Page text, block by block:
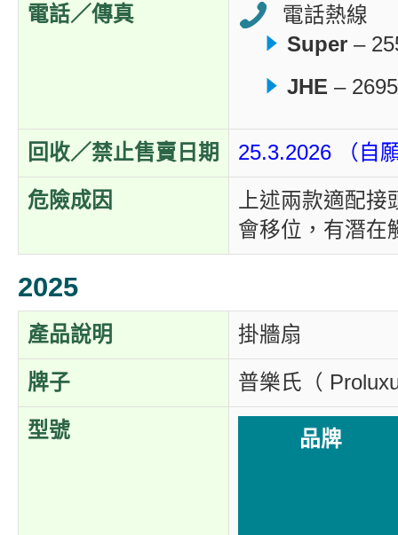
電話／傳真
電話熱線
Super –
JHE –
回收／禁止售賣日期 25.3.2026 （自
危險成因
上述兩款適配
會移位，有潛在
2025
產品說明 掛牆扇
牌子 普樂氏（
型號 品牌